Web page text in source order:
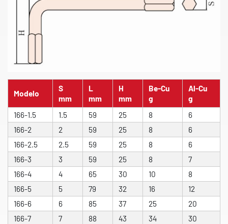
Modelo
S
mm
L
mm
H
mm
Be-Cu
g
Al-Cu
g
166-1.5
1.5 59 25 8
6
166-2
2 59 25 8
6
166-2.5
2.5 59 25 8
6
166-3
3 59 25 8
7
166-4
4 65 30 10
8
166-5
5 79 32 16
12
166-6
6 85 37 25
20
166-7
7 88 43 34
30